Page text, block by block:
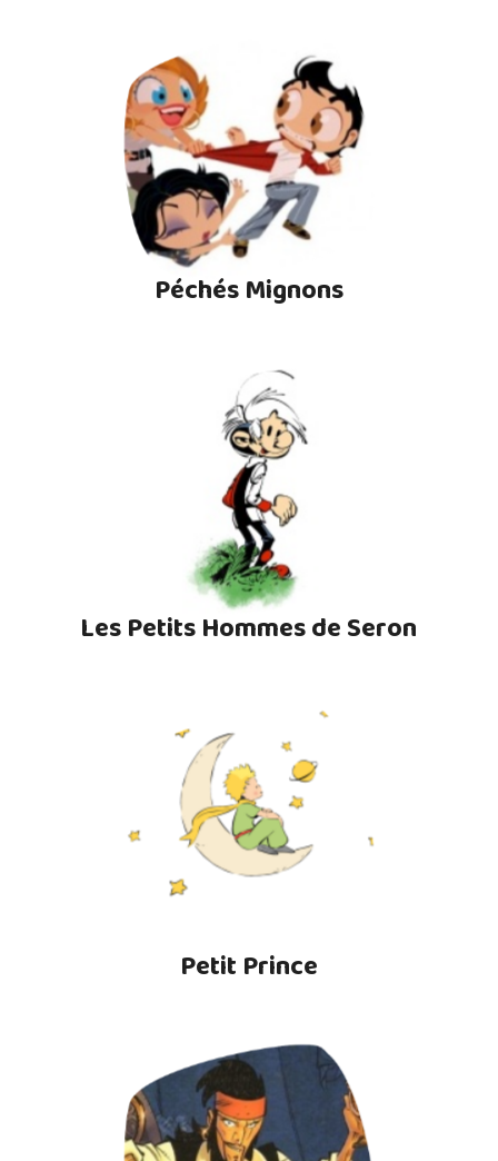
Péchés Mignons
Les Petits Hommes de Seron
Petit Prince